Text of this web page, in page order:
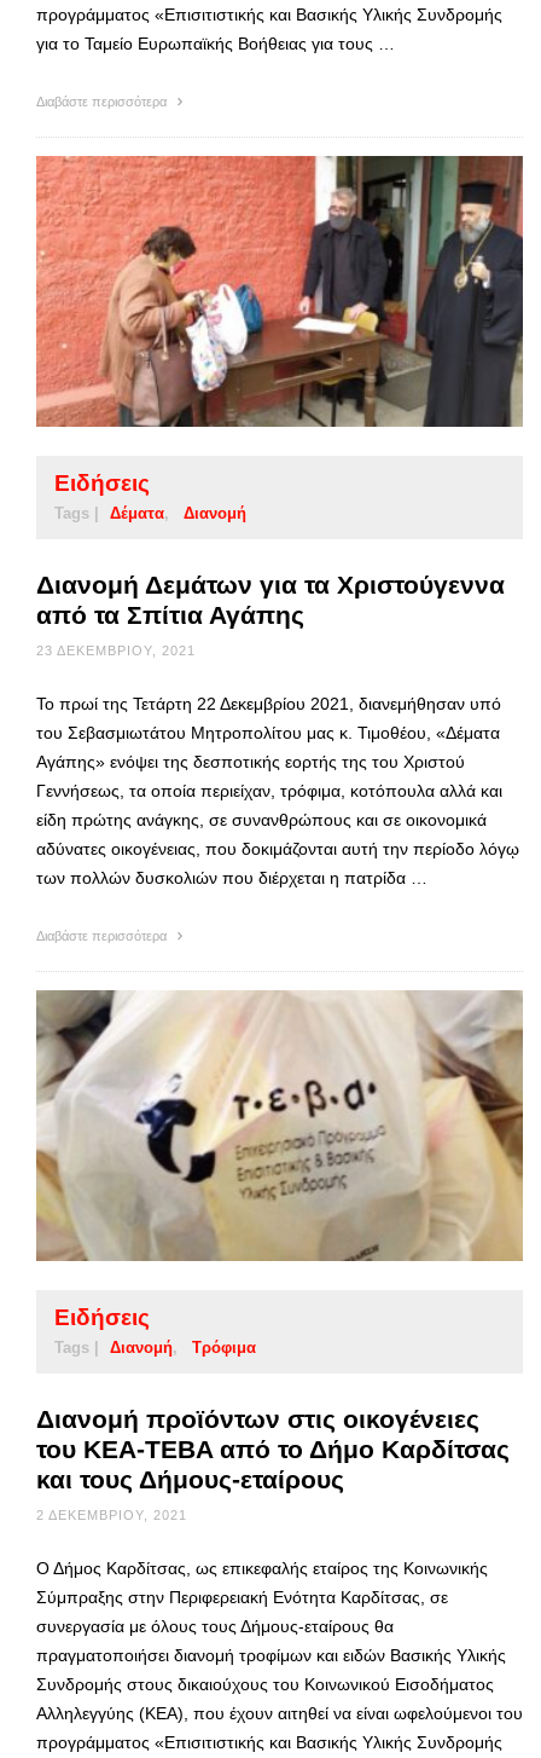
προγράμματος «Επισιτιστικής και Βασικής Υλικής Συνδρομής
για το Ταμείο Ευρωπαϊκής Βοήθειας για τους …
Διαβάστε περισσότερα
Ειδήσεις
Tags | Δέματα Διανομή
Διανομή Δεμάτων για τα Χριστούγεννα
από τα Σπίτια Αγάπης
23 ΔΕΚΕΜΒΡΊΟΥ, 2021
Το πρωί της Τετάρτη 22 Δεκεμβρίου 2021, διανεμήθησαν υπό
του Σεβασμιωτάτου Μητροπολίτου μας κ. Τιμοθέου, «Δέματα
Αγάπης» ενόψει της δεσποτικής εορτής της του Χριστού
Γεννήσεως, τα οποία περιείχαν, τρόφιμα, κοτόπουλα αλλά και
είδη πρώτης ανάγκης, σε συνανθρώπους και σε οικονομικά
αδύνατες οικογένειας, που δοκιμάζονται αυτή την περίοδο λόγῳ
των πολλών δυσκολιών που διέρχεται η πατρίδα …
Διαβάστε περισσότερα
Ειδήσεις
Tags | Διανομή Τρόφιμα
Διανομή προϊόντων στις οικογένειες
του ΚΕΑ-TEBA από το Δήμο Καρδίτσας
και τους Δήμους-εταίρους
2 ΔΕΚΕΜΒΡΊΟΥ, 2021
Ο Δήμος Καρδίτσας, ως επικεφαλής εταίρος της Κοινωνικής
Σύμπραξης στην Περιφερειακή Ενότητα Καρδίτσας, σε
συνεργασία με όλους τους Δήμους-εταίρους θα
πραγματοποιήσει διανομή τροφίμων και ειδών Βασικής Υλικής
Συνδρομής στους δικαιούχους του Κοινωνικού Εισοδήματος
Αλληλεγγύης (ΚΕΑ), που έχουν αιτηθεί να είναι ωφελούμενοι του
προγράμματος «Επισιτιστικής και Βασικής Υλικής Συνδρομής